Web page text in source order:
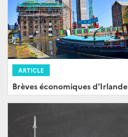
ARTICLE
Brèves économiques d'Irlande